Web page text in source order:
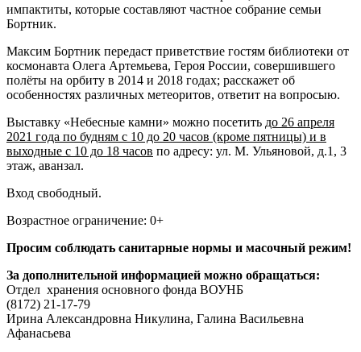
импактиты, которые составляют частное собрание семьи
Бортник.
Максим Бортник передаст приветствие гостям библиотеки от
космонавта Олега Артемьева, Героя России, совершившего
полёты на орбиту в 2014 и 2018 годах; расскажет об
особенностях различных метеоритов, ответит на вопросыю.
Выставку «Небесные камни» можно посетить до 26 апреля
2021 года по будням с 10 до 20 часов (кроме пятницы) и в
выходные с 10 до 18 часов по адресу: ул. М. Ульяновой, д.1, 3
этаж, аванзал.
Вход свободный.
Возрастное ограничение: 0+
Просим соблюдать санитарные нормы и масочный режим!
За дополнительной информацией можно обращаться:
Отдел хранения основного фонда ВОУНБ
(8172) 21-17-79
Ирина Александровна Никулина, Галина Васильевна
Афанасьева